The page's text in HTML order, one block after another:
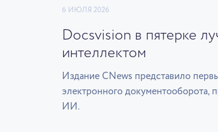
6 ИЮЛЯ 2026
Docsvision в пятерке
интеллектом
Издание CNews представило
электронного документооборота,
ИИ.